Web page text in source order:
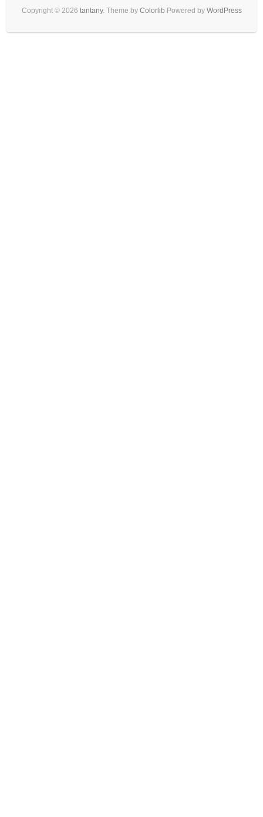
Copyright © 2026 tantany. Theme by Colorlib Powered by WordPress